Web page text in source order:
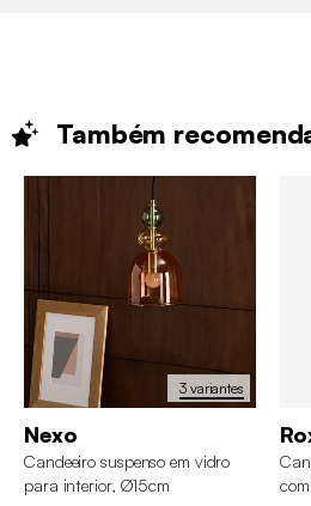
Também
3 variantes
Nexo
Candeeiro suspenso em vidro
para interior, Ø15cm